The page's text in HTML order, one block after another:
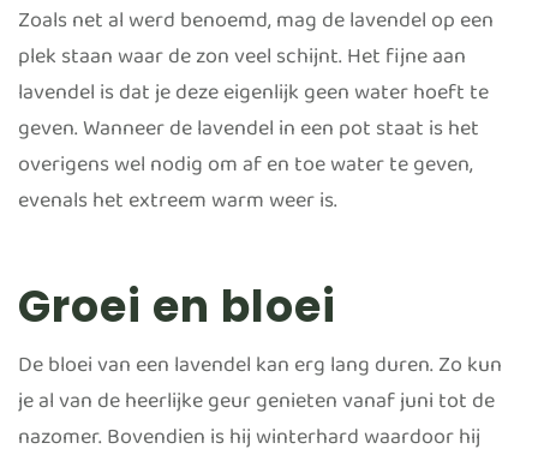
Zoals net al werd benoemd, mag de lavendel op een
plek staan waar de zon veel schijnt. Het fijne aan
lavendel is dat je deze eigenlijk geen water hoeft te
geven. Wanneer de lavendel in een pot staat is het
overigens wel nodig om af en toe water te geven,
evenals het extreem warm weer is.
Groei en bloei
De bloei van een lavendel kan erg lang duren. Zo kun
je al van de heerlijke geur genieten vanaf juni tot de
nazomer. Bovendien is hij winterhard waardoor hij